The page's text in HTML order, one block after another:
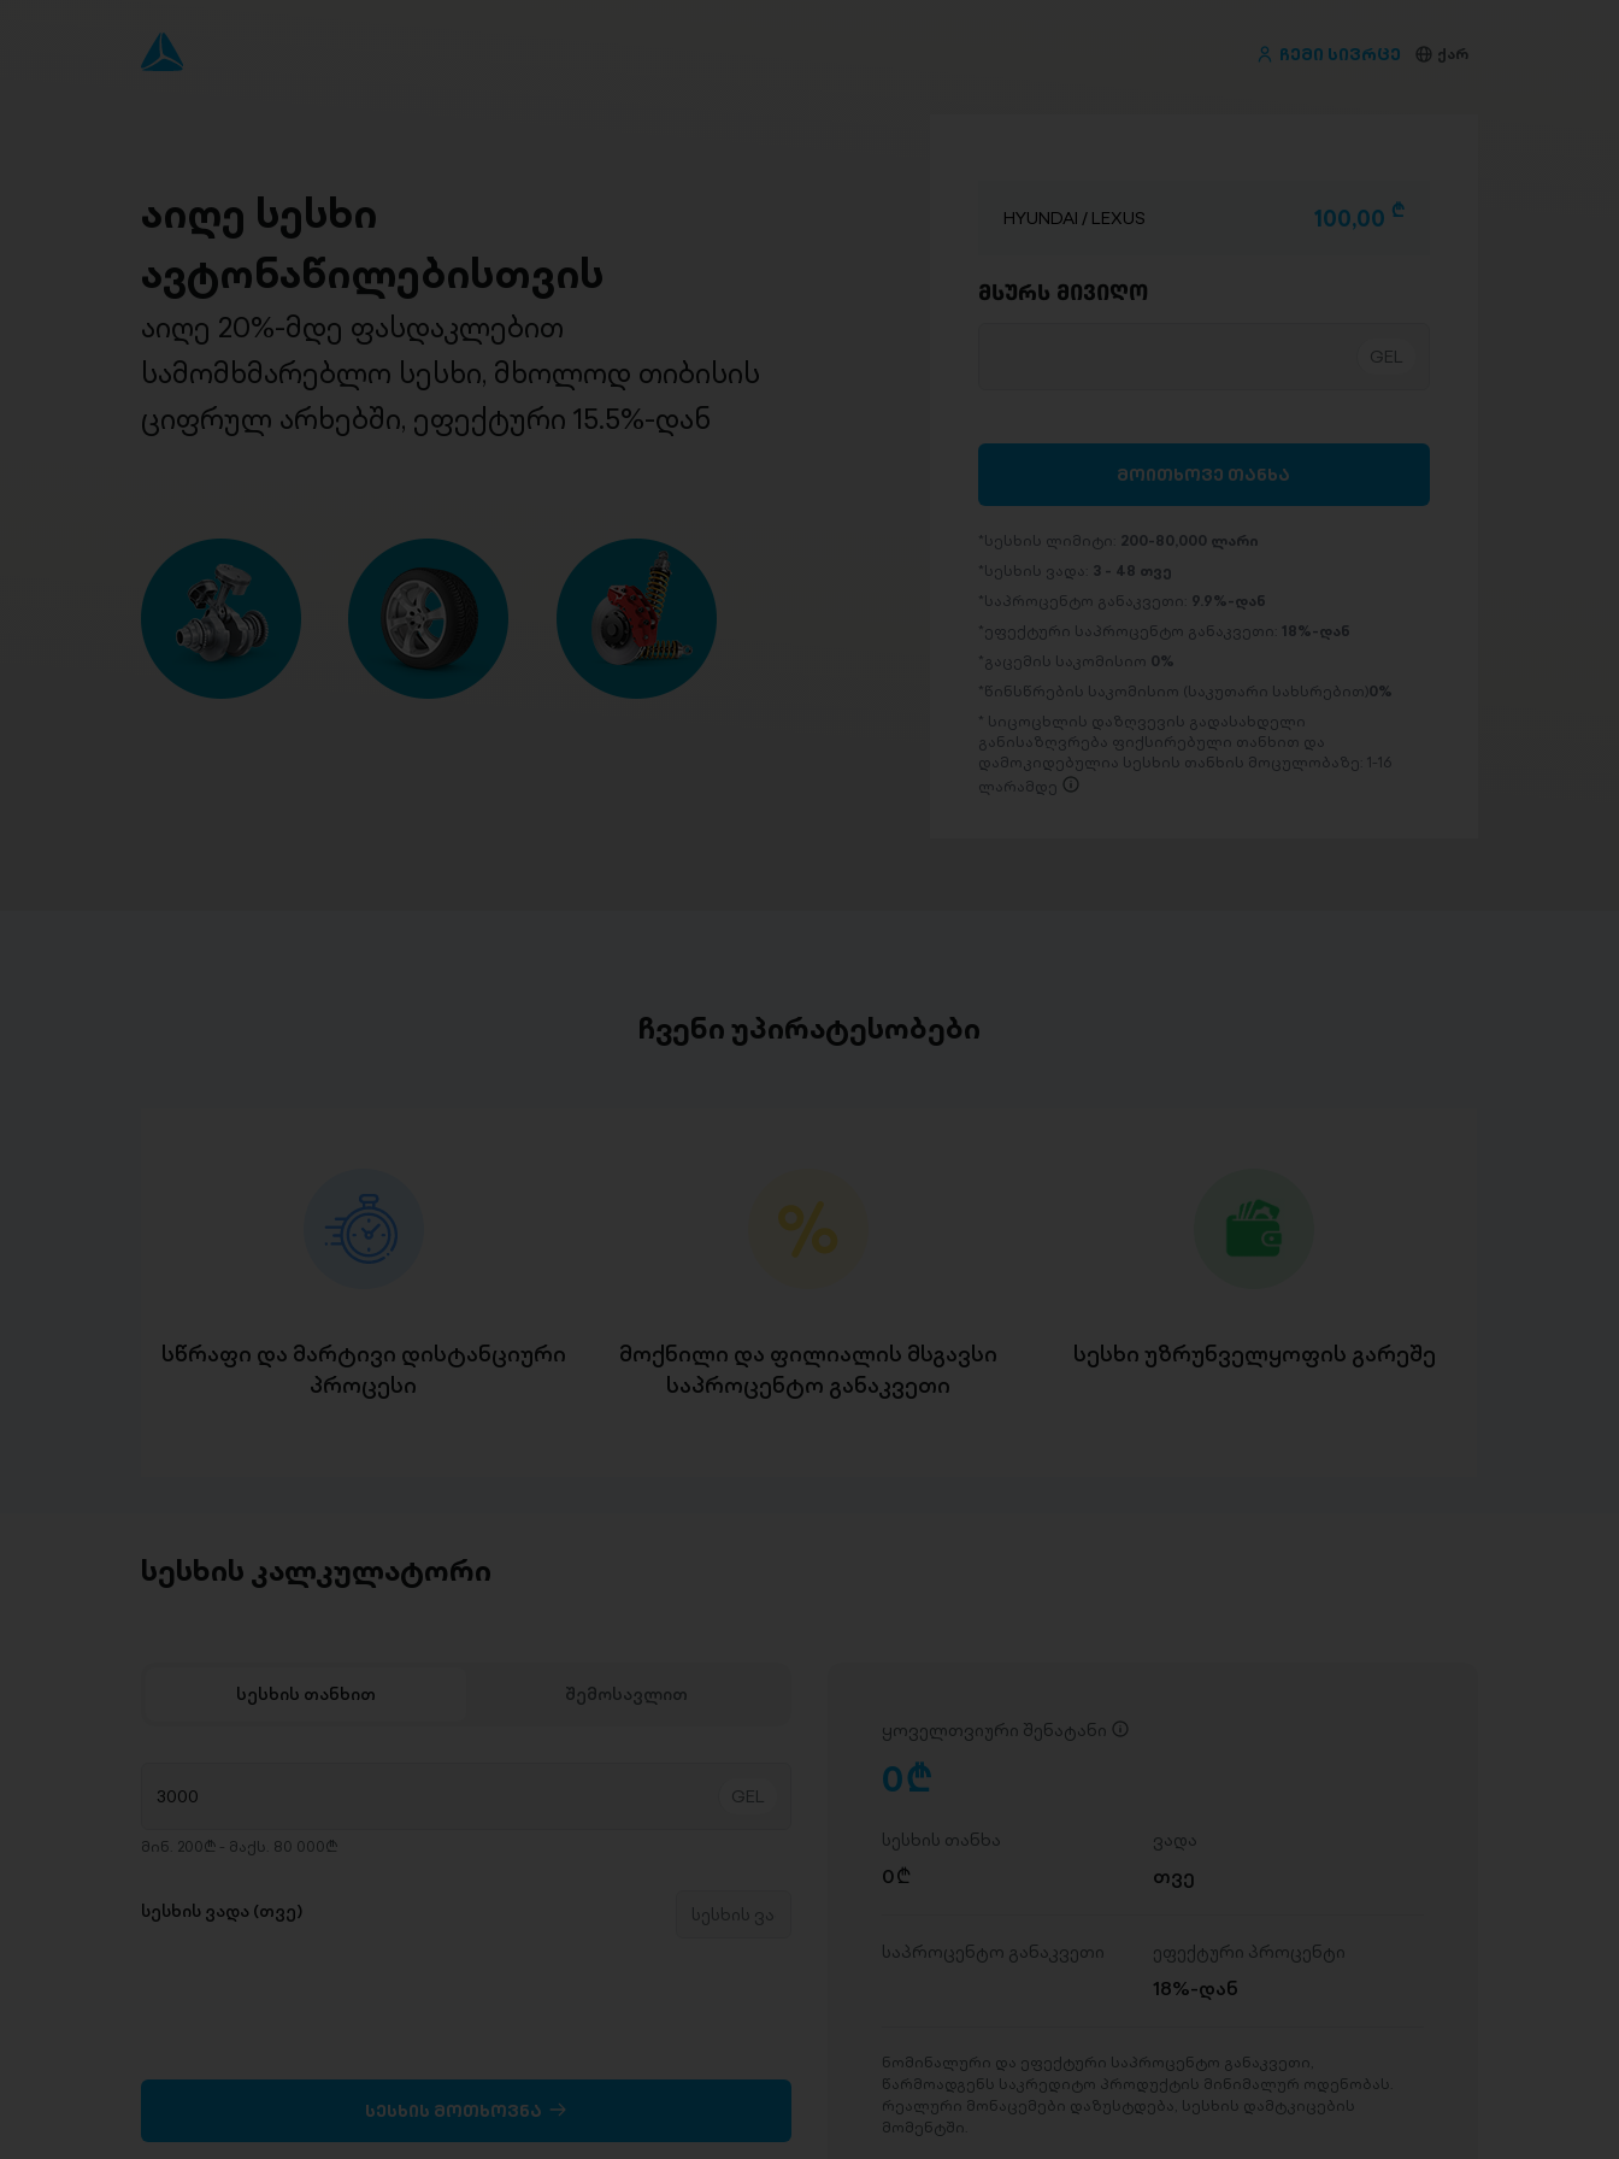
ჩემი სივრცე ქარ
აიღე სესხი
ავტონაწილებისთვის
აიღე 20%-მდე ფასდაკლებით
სამომხმარებლო სესხი, მხოლოდ თიბისის
ციფრულ არხებში, ეფექტური 15.5%-დან
HYUNDAI / LEXUS 100,00 D
მსურს მივიღო
მოითხოვე თანხა
სესხის ლიმიტი: 200-80,000 ლარი
სესხის ვადა: 3 - 48 თვე
საპროცენტო განაკვეთი: 9.9%-დან
ეფექტური საპროცენტო განაკვეთი: 18%-დან
გაცემის საკომისიო 0%
წინსწრების საკომისიო (საკუთარი სახსრებით)0%
სიცოცხლის დაზღვევის გადასახდელი
განისაზღვრება ფიქსირებული თანხით და
დამოკიდებულია სესხის თანხის მოცულობაზე: 1-16
ლარამდე
ჩვენი უპირატესობები
სწრაფი და მარტივი დისტანციური
პროცესი
მოქნილი და ფილიალის მსგავსი
საპროცენტო განაკვეთი
სესხი უზრუნველყოფის გარეშე
სესხის კალკულატორი
სესხის თანხით შემოსავლით
მინ. 200₾ - მაქს. 80 000₾
სესხის ვადა (თვე)
ყოველთვიური შენატანი
0D
სესხის თანხა
0D
ვადა
თვე
საპროცენტო განაკვეთი ეფექტური პროცენტი
18%-დან
ნომინალური და ეფექტური საპროცენტო განაკვეთი,
წარმოადგენს საკრედიტო პროდუქტის მინიმალურ ოდენობას.
რეალური მონაცემები დაზუსტდება, სესხის დამტკიცების
მომენტში.
სესხის მოთხოვნა